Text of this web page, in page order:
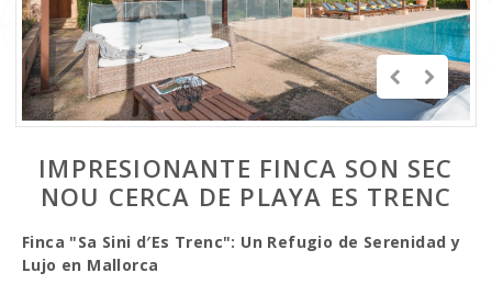
IMPRESIONANTE FINCA SON SEC
NOU CERCA DE PLAYA ES TRENC
Finca "Sa Sini d′Es Trenc": Un Refugio de Serenidad y
Lujo en Mallorca